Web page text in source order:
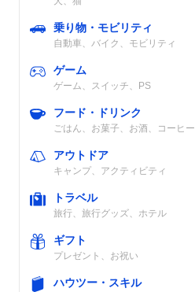
乗り物・モビリティ
自動車、バイク、モビリティ
ゲーム
ゲーム、スイッチ、PS
フード・ドリンク
ごはん、お菓子、お酒、コーヒー
アウトドア
キャンプ、アクティビティ
トラベル
旅行、旅行グッズ、ホテル
ギフト
プレゼント、お祝い
ハウツー・スキル